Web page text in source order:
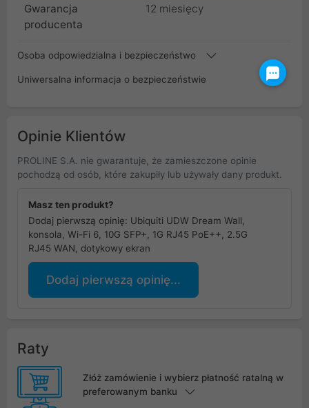
Gwarancja
producenta
12 miesięcy
Osoba odpowiedzialna i bezpieczeństwo
Uniwersalna informacja o bezpieczeństwie
Opinie Klientów
PROLINE S.A. nie gwarantuje, że zamieszczone opinie
pochodzą od osób, które zakupiły lub używały dany produkt.
Masz ten produkt?
Dodaj pierwszą opinię: Ubiquiti UDW Dream Wall,
konsola, Wi-Fi 6, 10G SFP+, 1G RJ45 PoE++, 2.5G
RJ45 WAN, dotykowy ekran
Dodaj pierwszą opinię...
Raty
Złóż zamówienie i wybierz płatność ratalną w
preferowanym banku